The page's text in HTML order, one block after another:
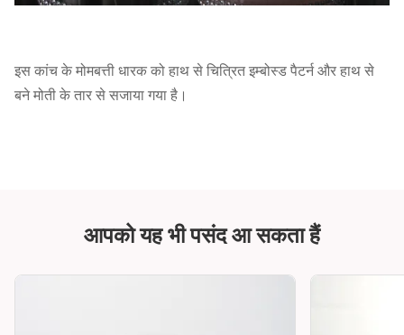
इस कांच के मोमबत्ती धारक को हाथ से चित्रित इम्बोस्ड पैटर्न और हाथ से
बने मोती के तार से सजाया गया है।
आपको यह भी पसंद आ सकता हैं